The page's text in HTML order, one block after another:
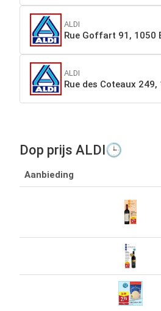
ALDI
Rue Goffart 91, 1050
ALDI
Rue des Coteaux
Dop prijs ALDI🕒
Aanbieding